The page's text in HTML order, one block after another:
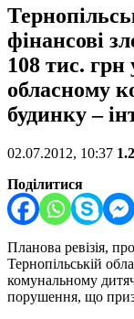
фінансові
108 тис.
обласному
будинку –
02.07.2012, 10:37
Поділитися
Планова ревізія,
Тернопільській
комунальному
порушення, що